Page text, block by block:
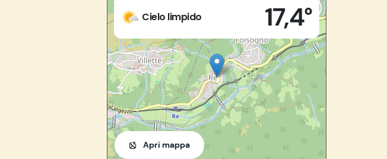
Cielo limpido 17,4°
Piazza Santuario, 8
28856 - Re (VB)
Apri mappa